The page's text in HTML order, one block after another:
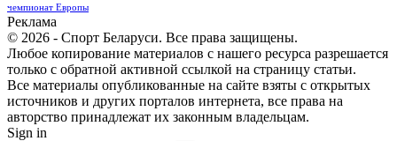
чемпионат Европы
Реклама
© 2026 - Спорт Беларуси. Все права защищены.
Любое копирование материалов с нашего ресурса разрешается
только с обратной активной ссылкой на страницу статьи.
Все материалы опубликованные на сайте взяты с открытых
источников и других порталов интернета, все права на
авторство принадлежат их законным владельцам.
Sign in